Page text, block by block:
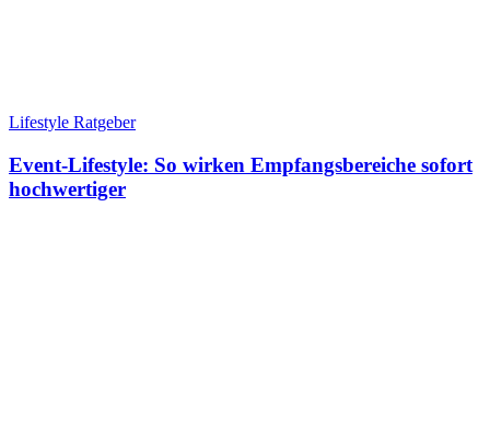
Lifestyle Ratgeber
Event-Lifestyle: So wirken Empfangsbereiche sofort
hochwertiger